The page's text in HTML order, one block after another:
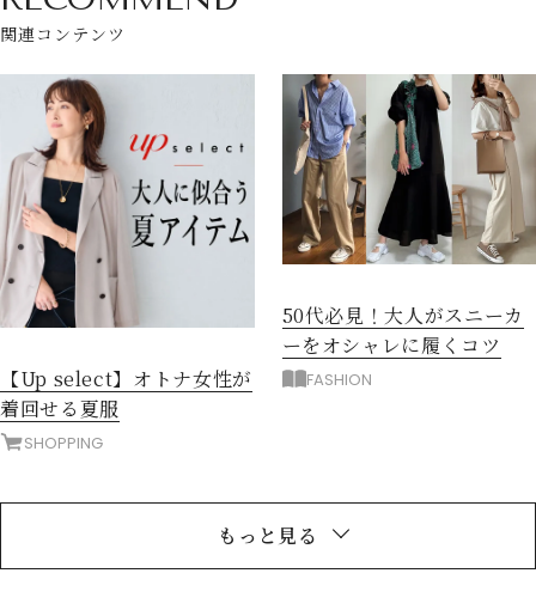
関連コンテンツ
【Up select】オトナ女性が
着回せる夏服
SHOPPING
50代必見！大人がスニーカ
ーをオシャレに履くコツ
FASHION
もっと見る